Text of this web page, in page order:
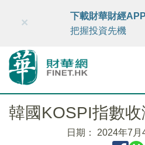
財華智庫網 FINTV
×
下載財華財經APP
把握投資先機
韓國KOSPI指數
日期： 2024年7月